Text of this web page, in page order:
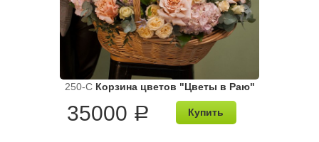
250-C Корзина цветов "Цветы в Раю"
35000 a Купить